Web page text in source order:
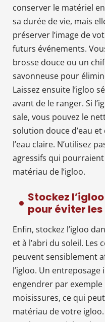
conserver le matériel
sa durée de vie, mais
préserver l’image de
futurs événements.
brosse douce ou un
savonneuse pour
Laissez ensuite l’igloo
avant de le ranger. Si
sale, vous pouvez le
solution douce d’eau
l’eau claire. N’utilisez
agressifs qui
matériau de l’igloo.
Stockez
pour éviter
Enfin, stockez l’igloo
et à l’abri du soleil. Les
peuvent sensiblement
l’igloo. Un
engendrer par exemple
moisissures, ce qui
matériau de votre